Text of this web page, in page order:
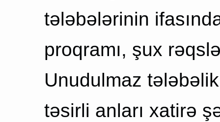
tələbələrinin
proqramı, şux
Unudulmaz
təsirli anları xatirə